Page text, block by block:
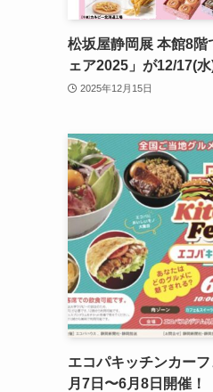
松坂屋静岡展 本館8
ェア2025」が12/17(
2025年12月15日
エコパキッチンカー
月7日〜6月8日開催！